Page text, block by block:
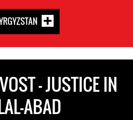
- JUSTICE IN
ABAD